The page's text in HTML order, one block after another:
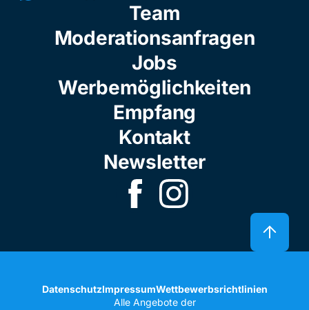
Team
Moderationsanfragen
Jobs
Werbemöglichkeiten
Empfang
Kontakt
Newsletter
DatenschutzImpressumWettbewerbsrichtlinien
Alle Angebote der